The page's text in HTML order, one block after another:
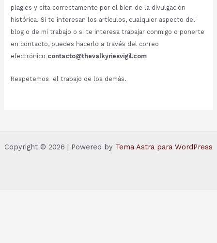
plagies y cita correctamente por el bien de la divulgación
histórica. Si te interesan los artículos, cualquier aspecto del
blog o de mi trabajo o si te interesa trabajar conmigo o ponerte
en contacto, puedes hacerlo a través del correo
electrónico contacto@thevalkyriesvigil.com
Respetemos el trabajo de los demás.
Copyright © 2026 | Powered by Tema Astra para WordPress